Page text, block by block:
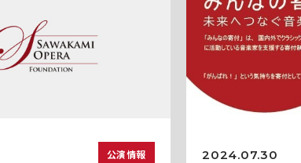
公演情報 2024.07.30